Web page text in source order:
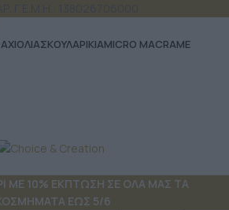
ΣΚΟΥΛΑΡΙΚΙΑMICRO MACRAME
ΜΕ 10% ΕΚΠΤΩΣΗ ΣΕ ΟΛΑ ΜΑΣ ΤΑ
ΕΩΣ 5/6